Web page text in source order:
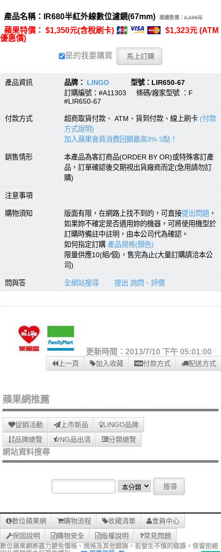
產品名稱：IR680半紅外線數位濾鏡(67mm) 建議售價： 2,100元
蘋果特價： $1,350元(含稅刷卡)
$1,323元 (ATM
優惠價)
是的我要購買
產品資訊 品牌： LINGO 型號：LIR650-67
訂購編號：#A11303 條碼/廠家型號 ：F
#LIR650-67
付款方式 超商取貨付款、 ATM、貨到付款、線上刷卡 (付款
方式說明)
加入蘋果會員消費回饋最高3% S點！
銷售情形
本產品為客訂商品(ORDER BY OR)或特殊客訂產
品，訂單確認後交期視出貨廠商而定(急用請勿訂
購)
注意事項
購物須知 版面有限，在網路上找不到的，可直接提出問題 ，
如果妳不確定是否適用妳的機器，可將使用機型於
訂購時備註中註明，由本公司代為確認。
如何指定訂購 產品規格(顏色)
限量供應10(組/個)，售完為止(大量訂購請洽本公
司)
問與答 全網站搜尋 提出 詢問、評價
更新時間：2013/7/10 下午 05:01:00
上一頁 加入收藏 付款方式 配送方式
蘋果網推薦
促銷活動 上市新品
LINGO品牌
品牌總覽
NG品出清 分類總覽
網站資料搜尋
數位蘋果網 購物流程 收藏清單
會員中心
保固說明
購物安全 版權說明 常見問題
數位蘋果網將盡力避免價格、規格及其他錯誤，若發生不慎的錯誤，保留拒絕